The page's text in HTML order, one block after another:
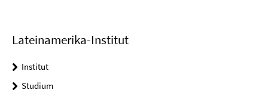
Lateinamerika-Institut
Institut
Studium